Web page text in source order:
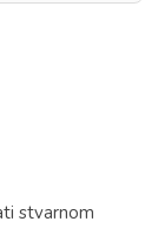
stvarnom